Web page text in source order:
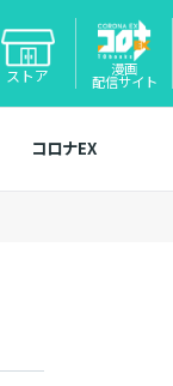
ストア 漫画
配信サイト
コロナEX